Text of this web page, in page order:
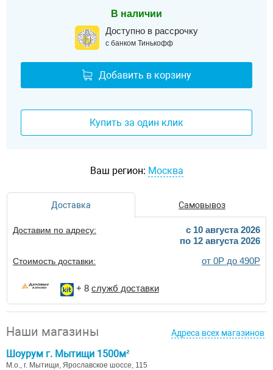
В наличии
Доступно в рассрочку
с банком Тинькофф
Добавить в корзину
Купить за один клик
Ваш регион: Москва
Доставка Самовывоз
Доставим по адресу:
c 10 августа 2026
по 12 августа 2026
Стоимость доставки: от 0Р до 490Р
+ 8 служб доставки
Наши магазины Адреса всех магазинов
Шоурум г. Мытищи 1500м²
М.о., г. Мытищи, Ярославское шоссе, 115